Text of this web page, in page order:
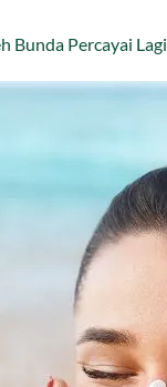
Bunda Percayai Lagi